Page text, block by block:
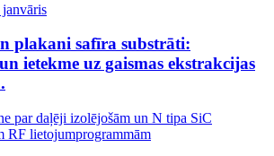
janvāris
plakani safīra substrāti:
ietekme uz gaismas ekstrakcijas